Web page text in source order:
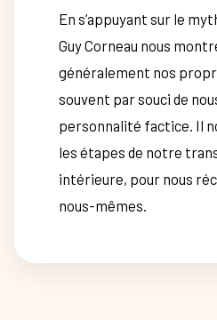
En s’appuyant sur le
Guy Corneau nous
généralement nos
souvent par souci de
personnalité factice. Il
les étapes de notre
intérieure, pour nous
nous-mêmes.